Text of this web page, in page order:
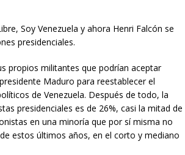
Soy Venezuela y ahora Henri Falcón se
presidenciales.
propios militantes que podrían aceptar
Maduro para reestablecer el
de Venezuela. Después de todo, la
presidenciales es de 26%, casi la mitad de
en una minoría que por sí misma no
estos últimos años, en el corto y mediano